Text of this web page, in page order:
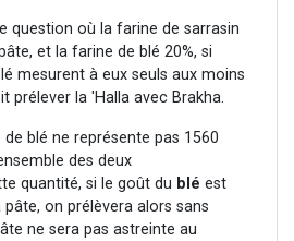
question où la farine de sarrasin
et la farine de blé 20%, si
mesurent à eux seuls aux moins
prélever la 'Halla avec Brakha.
blé ne représente pas 1560
des deux
quantité, si le goût du blé est
on prélèvera alors sans
ne sera pas astreinte au